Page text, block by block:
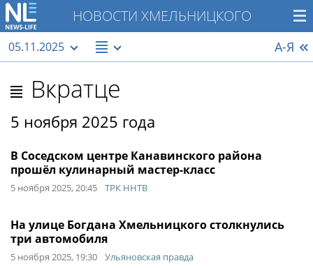
НОВОСТИ ХМЕЛЬНИЦКОГО
05.11.2025 А-Я
Вкратце
5 ноября 2025 года
В Соседском центре Канавинского района
прошёл кулинарный мастер-класс
5 ноября 2025, 20:45 ТРК ННТВ
На улице Богдана Хмельницкого столкнулись
три автомобиля
5 ноября 2025, 19:30 Ульяновская правда